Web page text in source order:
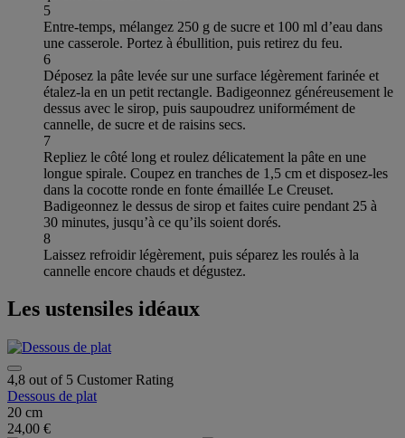
5
Entre-temps, mélangez 250 g de sucre et 100 ml d’eau dans
une casserole. Portez à ébullition, puis retirez du feu.
6
Déposez la pâte levée sur une surface légèrement farinée et
étalez-la en un petit rectangle. Badigeonnez généreusement le
dessus avec le sirop, puis saupoudrez uniformément de
cannelle, de sucre et de raisins secs.
7
Repliez le côté long et roulez délicatement la pâte en une
longue spirale. Coupez en tranches de 1,5 cm et disposez-les
dans la cocotte ronde en fonte émaillée Le Creuset.
Badigeonnez le dessus de sirop et faites cuire pendant 25 à
30 minutes, jusqu’à ce qu’ils soient dorés.
8
Laissez refroidir légèrement, puis séparez les roulés à la
cannelle encore chauds et dégustez.
Les ustensiles idéaux
4,8 out of 5 Customer Rating
Dessous de plat
20 cm
24,00 €